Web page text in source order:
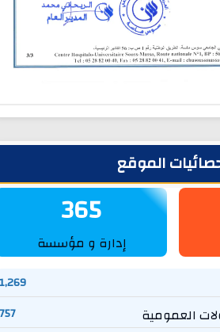
الموقع
365
إدارة و مؤسسة
1,269
العمومية 757